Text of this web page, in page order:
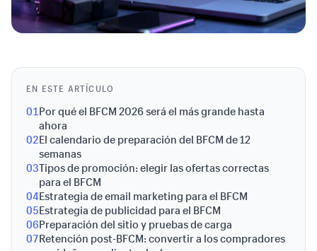
EN ESTE ARTÍCULO
01Por qué el BFCM 2026 será el más grande hasta
ahora
02El calendario de preparación del BFCM de 12
semanas
03Tipos de promoción: elegir las ofertas correctas
para el BFCM
04Estrategia de email marketing para el BFCM
05Estrategia de publicidad para el BFCM
06Preparación del sitio y pruebas de carga
07Retención post-BFCM: convertir a los compradores